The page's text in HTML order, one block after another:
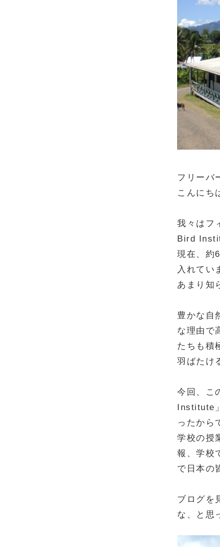
フリーバ
こんにち
我々はフ
Bird
現在、約
入れてい
あまり知
豊かな自
な理由で
たちも積
羽ばたけ
今回、こ
Institute
ったから
学校の授
報、学校
で日本の
ブログを
な、と思